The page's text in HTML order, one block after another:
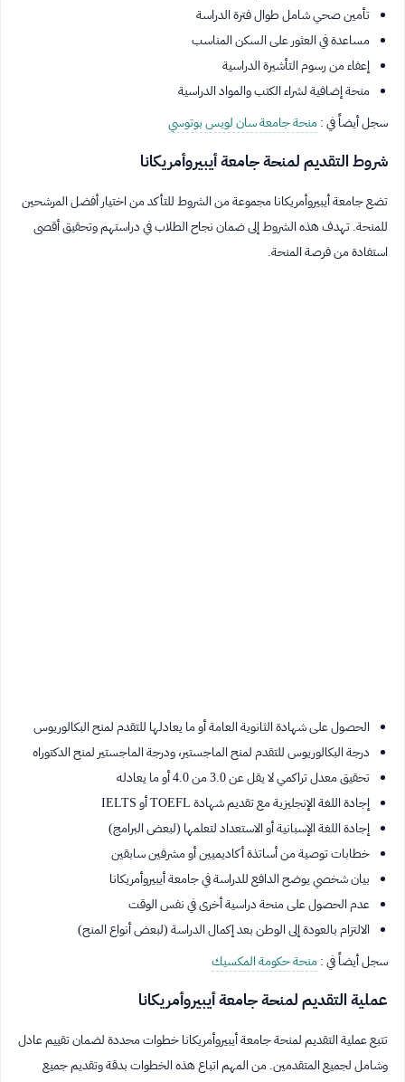
تأمين صحي شامل طوال فترة الدراسة
مساعدة في العثور على السكن المناسب
إعفاء من رسوم التأشيرة الدراسية
منحة إضافية لشراء الكتب والمواد الدراسية
سجل أيضاً في :منحة جامعة سان لويس بوتوسي
شروط التقديم لمنحة جامعة أيبيروأمريكانا
تضع جامعة أيبيروأمريكانا مجموعة من الشروط للتأكد من اختيار أفضل المرشحين
للمنحة. تهدف هذه الشروط إلى ضمان نجاح الطلاب في دراستهم وتحقيق أقصى
استفادة من فرصة المنحة.
الحصول على شهادة الثانوية العامة أو ما يعادلها للتقدم لمنح البكالوريوس
درجة البكالوريوس للتقدم لمنح الماجستير، ودرجة الماجستير لمنح الدكتوراه
تحقيق معدل تراكمي لا يقل عن 3.0 من 4.0 أو ما يعادله
إجادة اللغة الإنجليزية مع تقديم شهادة TOEFL أو IELTS
إجادة اللغة الإسبانية أو الاستعداد لتعلمها (لبعض البرامج)
خطابات توصية من أساتذة أكاديميين أو مشرفين سابقين
بيان شخصي يوضح الدافع للدراسة في جامعة أيبيروأمريكانا
عدم الحصول على منحة دراسية أخرى في نفس الوقت
الالتزام بالعودة إلى الوطن بعد إكمال الدراسة (لبعض أنواع المنح)
سجل أيضاً في :منحة حكومة المكسيك
عملية التقديم لمنحة جامعة أيبيروأمريكانا
تتبع عملية التقديم لمنحة جامعة أيبيروأمريكانا خطوات محددة لضمان تقييم عادل
وشامل لجميع المتقدمين. من المهم اتباع هذه الخطوات بدقة وتقديم جميع